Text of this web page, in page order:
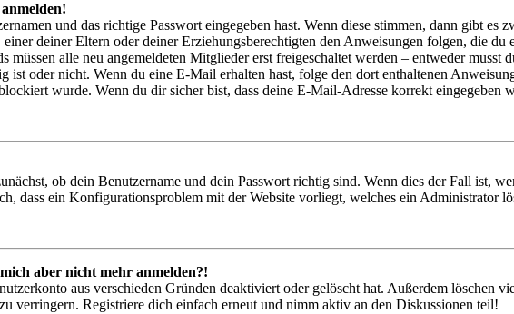
und das richtige Passwort eingegeben hast. Wenn diese stimmen, dann gibt es
deiner Eltern oder deiner Erziehungsberechtigten den Anweisungen folgen, die
alle neu angemeldeten Mitglieder erst freigeschaltet werden – entweder musst
oder nicht. Wenn du eine E-Mail erhalten hast, folge den dort enthaltenen
wurde. Wenn du dir sicher bist, dass deine E-Mail-Adresse korrekt eingegeben
ob dein Benutzername und dein Passwort richtig sind. Wenn dies der Fall ist,
dass ein Konfigurationsproblem mit der Website vorliegt, welches ein Administrator
aber nicht mehr anmelden?!
aus verschieden Gründen deaktiviert oder gelöscht hat. Außerdem löschen
verringern. Registriere dich einfach erneut und nimm aktiv an den Diskussionen teil!